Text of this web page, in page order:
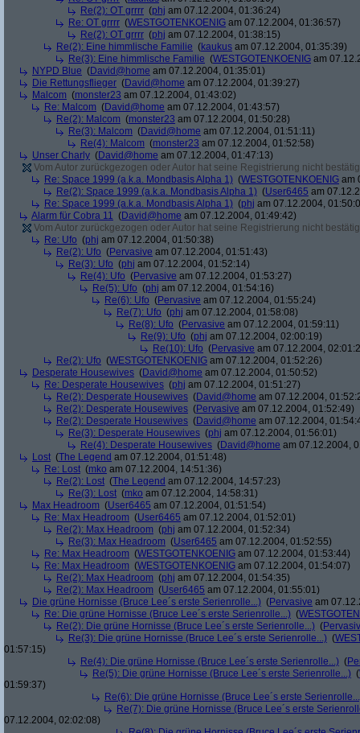
Re(2): OT grrrr (phj am 07.12.2004, 01:36:24)
Re: OT grrrr (WESTGOTENKOENIG am 07.12.2004, 01:36:57)
Re(2): OT grrrr (phj am 07.12.2004, 01:38:15)
Re(2): Eine himmlische Familie (kaukus am 07.12.2004, 01:35:39)
Re(3): Eine himmlische Familie (WESTGOTENKOENIG am
NYPD Blue (David@home am 07.12.2004, 01:35:01)
Die Rettungsflieger (David@home am 07.12.2004, 01:39:27)
Malcom (monster23 am 07.12.2004, 01:43:02)
Re: Malcom (David@home am 07.12.2004, 01:43:57)
Re(2): Malcom (monster23 am 07.12.2004, 01:50:28)
Re(3): Malcom (David@home am 07.12.2004, 01:51:11)
Re(4): Malcom (monster23 am 07.12.2004, 01:52:58)
Unser Charly (David@home am 07.12.2004, 01:47:13)
Vom Autor zurückgezogen oder Autor hat seine Registrierung nicht
Re: Space 1999 (a.k.a. Mondbasis Alpha 1) (WESTGOTENKOENIG am
Re(2): Space 1999 (a.k.a. Mondbasis Alpha 1) (User6465 am
Re: Space 1999 (a.k.a. Mondbasis Alpha 1) (phj am 07.12.2004,
Alarm für Cobra 11 (David@home am 07.12.2004, 01:49:42)
Vom Autor zurückgezogen oder Autor hat seine Registrierung nicht
Re: Ufo (phj am 07.12.2004, 01:50:38)
Re(2): Ufo (Pervasive am 07.12.2004, 01:51:43)
Re(3): Ufo (phj am 07.12.2004, 01:52:14)
Re(4): Ufo (Pervasive am 07.12.2004, 01:53:27)
Re(5): Ufo (phj am 07.12.2004, 01:54:16)
Re(6): Ufo (Pervasive am 07.12.2004, 01:55:24)
Re(7): Ufo (phj am 07.12.2004, 01:58:08)
Re(8): Ufo (Pervasive am 07.12.2004, 01:59:11)
Re(9): Ufo (phj am 07.12.2004, 02:00:19)
Re(10): Ufo (Pervasive am 07.12.2004,
Re(2): Ufo (WESTGOTENKOENIG am 07.12.2004, 01:52:26)
Desperate Housewives (David@home am 07.12.2004, 01:50:52)
Re: Desperate Housewives (phj am 07.12.2004, 01:51:27)
Re(2): Desperate Housewives (David@home am 07.12.2004,
Re(2): Desperate Housewives (Pervasive am 07.12.2004, 01:52:49)
Re(2): Desperate Housewives (David@home am 07.12.2004,
Re(3): Desperate Housewives (phj am 07.12.2004, 01:56:01)
Re(4): Desperate Housewives (David@home am 07.12.2004,
Lost (The Legend am 07.12.2004, 01:51:48)
Re: Lost (mko am 07.12.2004, 14:51:36)
Re(2): Lost (The Legend am 07.12.2004, 14:57:23)
Re(3): Lost (mko am 07.12.2004, 14:58:31)
Max Headroom (User6465 am 07.12.2004, 01:51:54)
Re: Max Headroom (User6465 am 07.12.2004, 01:52:01)
Re(2): Max Headroom (phj am 07.12.2004, 01:52:34)
Re(3): Max Headroom (User6465 am 07.12.2004, 01:52:55)
Re: Max Headroom (WESTGOTENKOENIG am 07.12.2004, 01:53:44)
Re: Max Headroom (WESTGOTENKOENIG am 07.12.2004, 01:54:07)
Re(2): Max Headroom (phj am 07.12.2004, 01:54:35)
Re(2): Max Headroom (User6465 am 07.12.2004, 01:55:01)
Die grüne Hornisse (Bruce Lee´s erste Serienrolle...) (Pervasive am
Re: Die grüne Hornisse (Bruce Lee´s erste Serienrolle...) (
Re(2): Die grüne Hornisse (Bruce Lee´s erste Serienrolle...) (
Re(3): Die grüne Hornisse (Bruce Lee´s erste Serienrolle...) (
01:57:15)
Re(4): Die grüne Hornisse (Bruce Lee´s erste Serienrolle...) (
Re(5): Die grüne Hornisse (Bruce Lee´s erste Serienrolle...) (
01:59:37)
Re(6): Die grüne Hornisse (Bruce Lee´s erste
Re(7): Die grüne Hornisse (Bruce Lee´s erste
07.12.2004, 02:02:08)